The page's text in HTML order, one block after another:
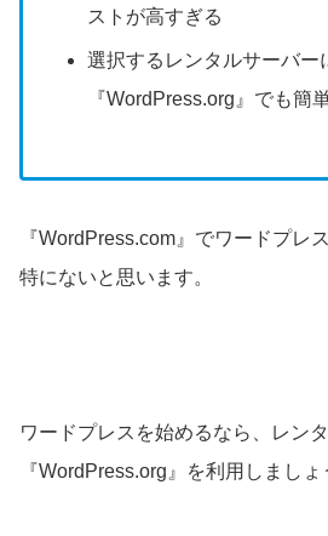
ストが高すぎる
選択するレンタルサーバー
『WordPress.org』でも簡
『WordPress.com』でワードプレ
特にないと思います。
ワードプレスを始めるなら、レン
『WordPress.org』を利用しましょ